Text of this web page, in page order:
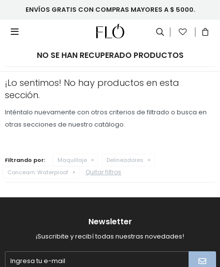
ENVÍOS GRATIS CON COMPRAS MAYORES A $ 5000.

NO SE HAN RECUPERADO PRODUCTOS
¡Lo sentimos! No hay productos en esta
sección.
Inténtalo nuevamente con otros criterios de filtrado o busca en
otras secciones de nuestro catálogo.
Filtrando por: Maquillaje
Delineadores
Concearn:Waterproof Quitar filtros
Newsletter
¡Suscribite y recibí todas nuestras novedades!